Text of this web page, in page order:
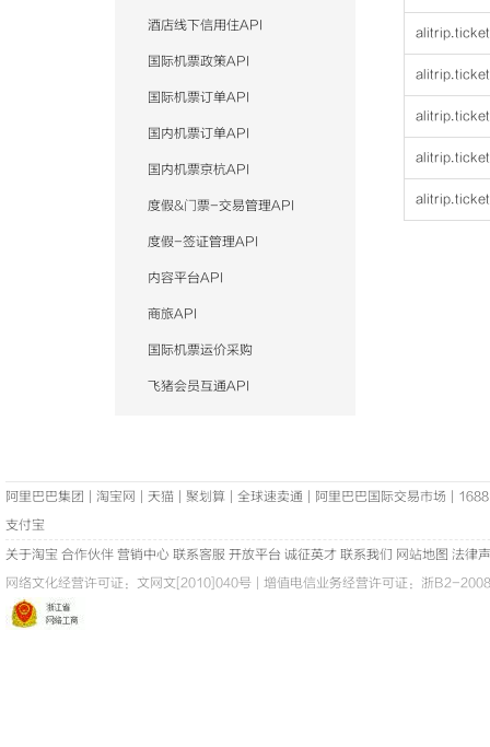
酒店线下信用住API
国际机票政策API
国际机票订单API
国内机票订单API
国内机票京杭API
度假&门票-交易管理API
度假-签证管理API
内容平台API
商旅API
国际机票运价采购
飞猪会员互通API
阿里巴巴集团 淘宝网 天猫 聚划算 全球速卖通 阿里巴巴国际交易市场
1688
支付宝
关于淘宝 合作伙伴 营销中心 联系客服 开放平台 诚征英才 联系我们 网站地图 法律
网络文化经营许可证： 文网文[2010]040号 增值电信业务经营许可证：浙B2-